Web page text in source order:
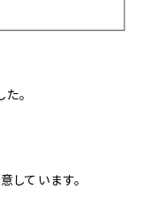
。
しています。